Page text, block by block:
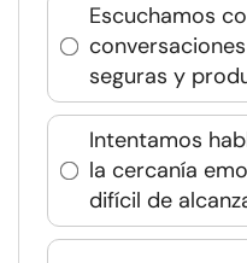
Escuchamos
seguras y
Intentamos
la cercanía
difícil de